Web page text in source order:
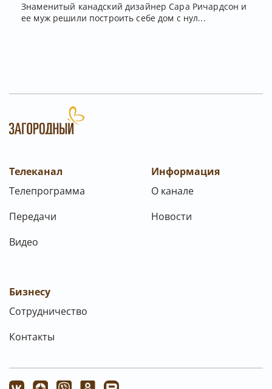
Знаменитый канадский дизайнер Сара Ричардсон и
ее муж решили построить себе дом с нул...
Телеканал
Телепрограмма
Передачи
Видео
Информация
О канале
Новости
Бизнесу
Сотрудничество
Контакты